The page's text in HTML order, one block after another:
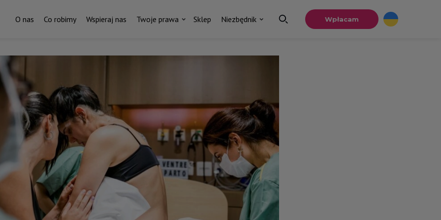
O nas Co robimy Wspieraj nas Twoje prawa Sklep Niezbędnik Wpłacam
każdym pismem do ministra
stoi czyjaś historia.
I ktoś, kto nas wspiera.
stałym darczyńcą Fundacji Rodzić po Ludzku.